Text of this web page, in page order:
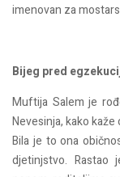
imenovan za
Bijeg pred
Muftija Salem je
Nevesinja, kako kaže
Bila je to ona
djetinjstvo. Rastao